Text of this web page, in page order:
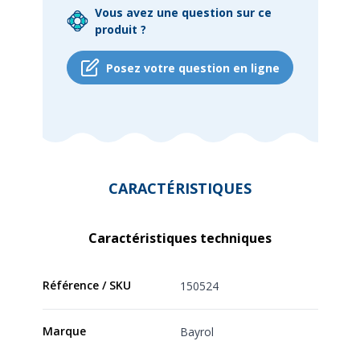
Vous avez une question sur ce
produit ?
Posez votre question en ligne
CARACTÉRISTIQUES
Caractéristiques techniques
Référence / SKU 150524
Marque Bayrol